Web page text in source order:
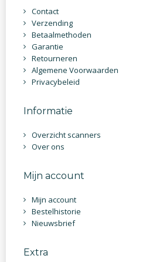
Contact
Verzending
Betaalmethoden
Garantie
Retourneren
Algemene Voorwaarden
Privacybeleid
Informatie
Overzicht scanners
Over ons
Mijn account
Mijn account
Bestelhistorie
Nieuwsbrief
Extra